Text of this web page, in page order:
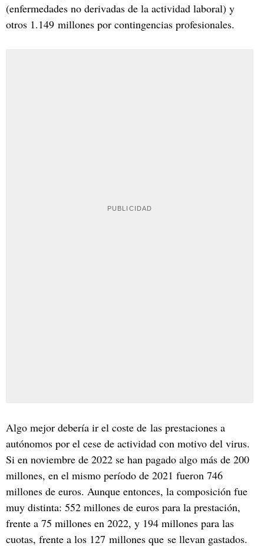
(enfermedades no derivadas de la actividad laboral) y
otros 1.149 millones por contingencias profesionales.
Algo mejor debería ir el coste de las prestaciones a
autónomos por el cese de actividad con motivo del virus.
Si en noviembre de 2022 se han pagado algo más de 200
millones, en el mismo período de 2021 fueron 746
millones de euros. Aunque entonces, la composición fue
muy distinta: 552 millones de euros para la prestación,
frente a 75 millones en 2022, y 194 millones para las
cuotas, frente a los 127 millones que se llevan gastados.